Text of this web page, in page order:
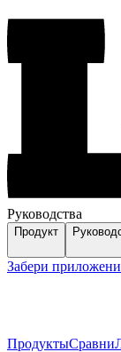
Руководства
Продукт
Забери
ПродуктыСравни